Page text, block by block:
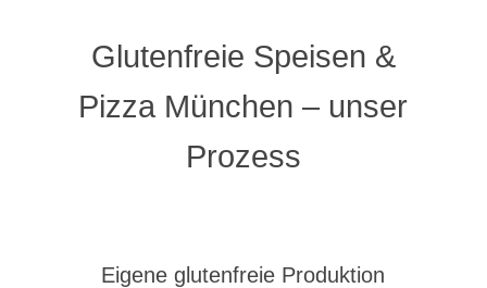
Glutenfreie Speisen &
Pizza München – unser
Prozess
Eigene glutenfreie Produktion